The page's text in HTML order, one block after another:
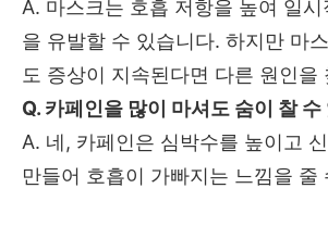
A. 마스크는 호흡 저항을 높여 일
을 유발할 수 있습니다. 하지만 마
도 증상이 지속된다면 다른 원인을
Q. 카페인을 많이 마셔도 숨이 찰 수
A. 네, 카페인은 심박수를 높이고
만들어 호흡이 가빠지는 느낌을 줄